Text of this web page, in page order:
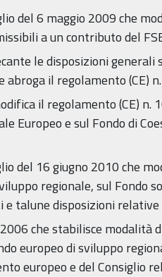
del 6 maggio 2009 che
a un contributo del
le disposizioni generali
abroga il regolamento (CE)
il regolamento (CE)
Europeo e sul Fondo di
del 16 giugno 2010 che
regionale, sul Fondo
talune disposizioni
che stabilisce modalità
europeo di sviluppo
europeo e del Consiglio